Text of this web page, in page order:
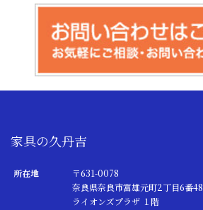
家具の久丹吉
所在地
〒631-0078
奈良県奈良市富雄元町2丁目6番48
ライオンズプラザ １階